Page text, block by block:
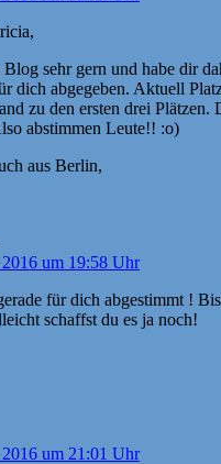
sehr gern und habe dir
dich abgegeben. Aktuell
zu den ersten drei Plätzen.
abstimmen Leute!! :o)
aus Berlin,
2016 um 19:58 Uhr
für dich abgestimmt !
schaffst du es ja noch!
2016 um 21:01 Uhr